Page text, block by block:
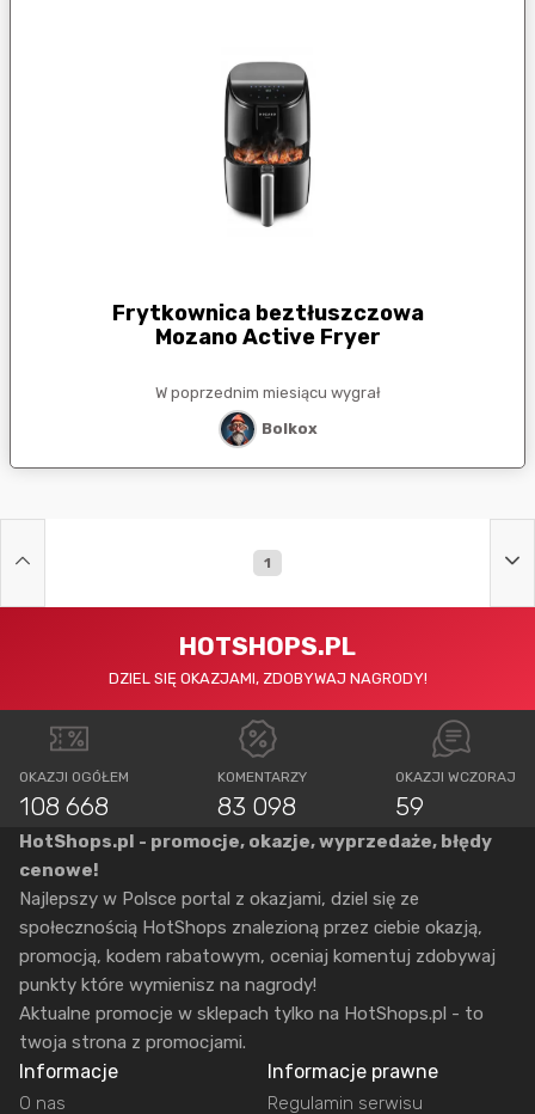
Frytkownica beztłuszczowa
Mozano Active Fryer
W poprzednim miesiącu wygrał
Bolkox
1
HOTSHOPS.PL
DZIEL SIĘ OKAZJAMI, ZDOBYWAJ NAGRODY!
OKAZJI OGÓŁEM
108 668
KOMENTARZY
83 098
OKAZJI WCZORAJ
59
HotShops.pl - promocje, okazje, wyprzedaże, błędy
cenowe!
Najlepszy w Polsce portal z okazjami, dziel się ze
społecznością HotShops znalezioną przez ciebie okazją,
promocją, kodem rabatowym, oceniaj komentuj zdobywaj
punkty które wymienisz na nagrody!
Aktualne promocje w sklepach tylko na HotShops.pl - to
twoja strona z promocjami.
Informacje
O nas
Informacje prawne
Regulamin serwisu